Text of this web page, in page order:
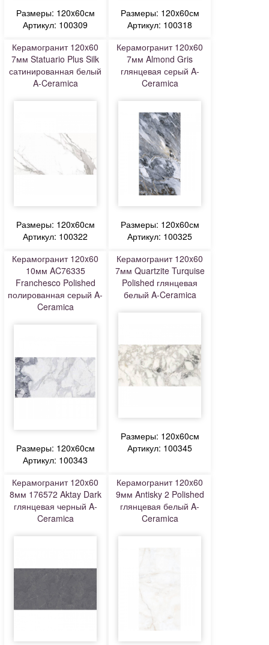
Размеры: 120x60см
Артикул: 100309
Размеры: 120x60см
Артикул: 100318
Керамогранит 120x60
7мм Statuario Plus Silk
сатинированная белый
A-Ceramica
Размеры: 120x60см
Артикул: 100322
Керамогранит 120x60
7мм Almond Gris
глянцевая серый A-
Ceramica
Размеры: 120x60см
Артикул: 100325
Керамогранит 120x60
10мм AC76335
Franchesco Polished
полированная серый A-
Ceramica
Размеры: 120x60см
Артикул: 100343
Керамогранит 120x60
7мм Quartzite Turquise
Polished глянцевая
белый A-Ceramica
Размеры: 120x60см
Артикул: 100345
Керамогранит 120x60
8мм 176572 Aktay Dark
глянцевая черный A-
Ceramica
Керамогранит 120x60
9мм Antisky 2 Polished
глянцевая белый A-
Ceramica